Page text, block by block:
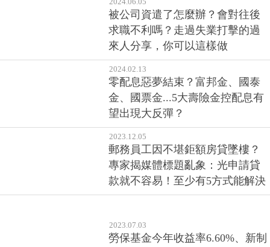
被公司資遣了怎麼辦？會對往後
求職不利嗎？走過失業打擊的過
來人分享，你可以這樣做
2024.02.13
零配息惡夢結束？富邦金、國泰
金、國票金...5大壽險金控配息有
望出現大反彈？
2023.12.05
郵務員工因不堪鉅額房貸墜樓？
專家揭媒體標題亂象：光申請貸
款就不容易！至少有5方式能解決
2023.07.03
勞保基金今年收益率6.60%、新制